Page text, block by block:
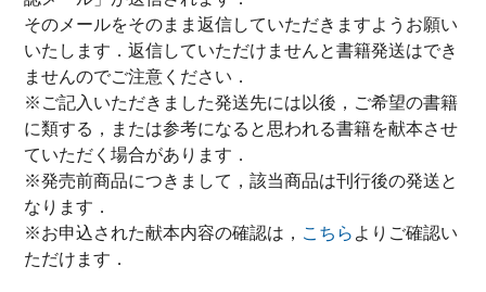
そのメールをそのまま返信していただきますようお願い
いたします．返信していただけませんと書籍発送はでき
ませんのでご注意ください．
※ご記入いただきました発送先には以後，ご希望の書籍
に類する，または参考になると思われる書籍を献本させ
ていただく場合があります．
※発売前商品につきまして，該当商品は刊行後の発送と
なります．
※お申込された献本内容の確認は， こちら よりご確認い
ただけます．